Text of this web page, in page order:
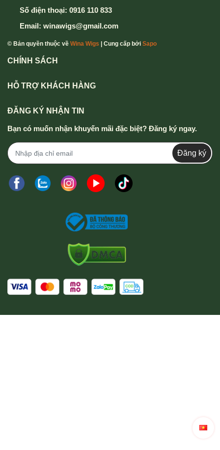
Số điện thoại: 0916 110 833
Email: winawigs@gmail.com
© Bản quyền thuộc về Wina Wigs | Cung cấp bởi Sapo
CHÍNH SÁCH
HỖ TRỢ KHÁCH HÀNG
ĐĂNG KÝ NHẬN TIN
Bạn có muốn nhận khuyến mãi đặc biệt? Đăng ký ngay.
Đăng ký